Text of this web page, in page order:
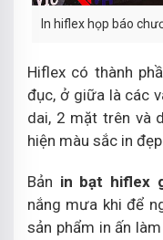
In hiflex họp báo
Hiflex có thành
đục, ở giữa là các
dai, 2 mặt trên và
hiện màu sắc in
Bản in bạt hiflex
nắng mưa khi để
sản phẩm in ấn